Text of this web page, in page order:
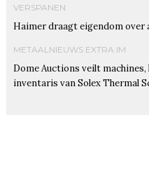
VERSPANEN
Haimer draagt eigendom over
METAALNIEUWS EXTRA IM
Dome Auctions veilt
inventaris van Solex Thermal